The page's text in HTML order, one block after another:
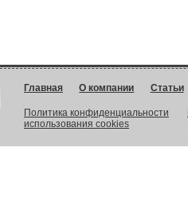
Главная О компании Статьи
Политика конфиденциальности
использования cookies